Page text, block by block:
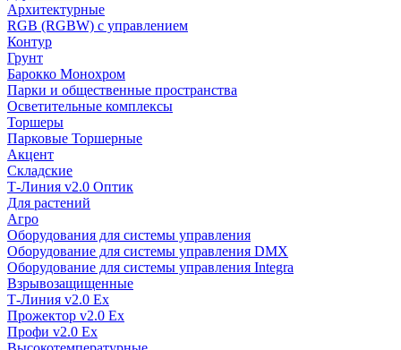
Архитектурные
RGB (RGBW) с управлением
Контур
Грунт
Барокко Монохром
Парки и общественные пространства
Осветительные комплексы
Торшеры
Парковые Торшерные
Акцент
Складские
Т-Линия v2.0 Оптик
Для растений
Агро
Оборудования для системы управления
Оборудование для системы управления DMX
Оборудование для системы управления Integra
Взрывозащищенные
Т-Линия v2.0 Ex
Прожектор v2.0 Ex
Профи v2.0 Ex